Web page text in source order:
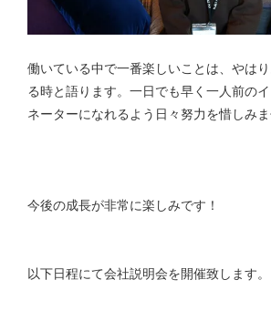
働いている中で一番楽しいことは、やは
る時と語ります。一日でも早く一人前の
ネーターになれるよう日々努力を惜しみま
今後の成長が非常に楽しみです！
以下日程にて会社説明会を開催致します。